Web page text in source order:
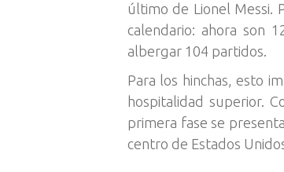
último de Lionel Messi.
calendario: ahora son
albergar 104 partidos.
Para los hinchas, esto
hospitalidad superior.
primera fase se
centro de Estados